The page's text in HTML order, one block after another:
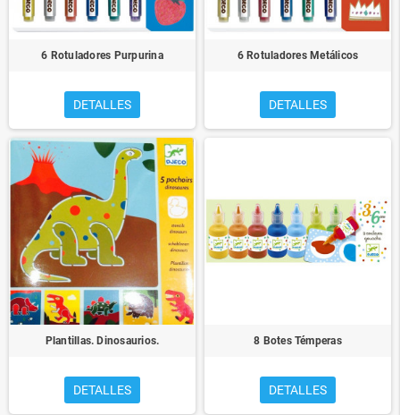
6 Rotuladores Purpurina
DETALLES
6 Rotuladores Metálicos
DETALLES
Plantillas. Dinosaurios.
DETALLES
8 Botes Témperas
DETALLES